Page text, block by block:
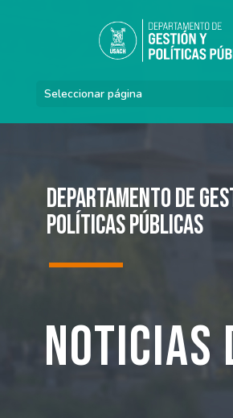
Seleccionar página
Departamento de
Políticas Públicas
Noticias